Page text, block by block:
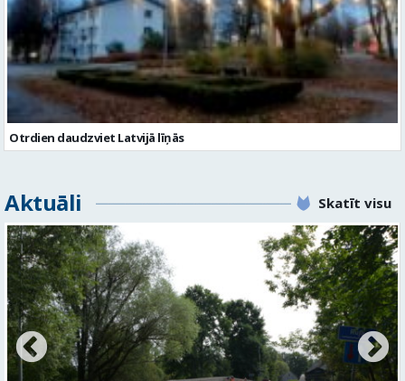
Otrdien daudzviet Latvijā līņās
Aktuāli Skatīt visu